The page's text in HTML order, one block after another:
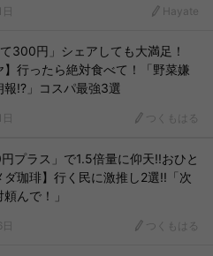
Hayate
300円」シェアしても大満足！
】行ったら絶対食べて！「野菜嫌
報!?」コスパ最強3選
つくもはる
プラス」で1.5倍量に仰天!!おひと
ダ珈琲】行く民に激推し2選!!「次
んで！」
つくもはる